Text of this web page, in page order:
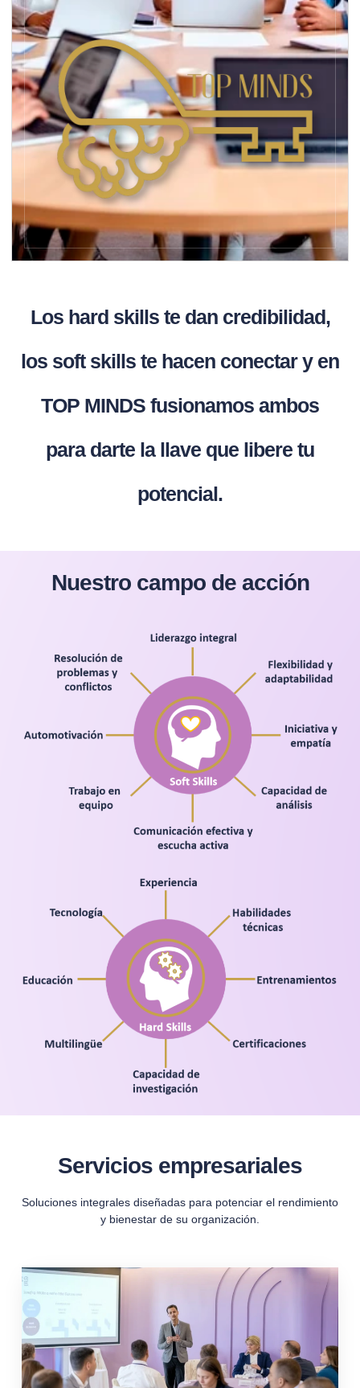
Los hard skills te dan credibilidad,
los soft skills te hacen conectar y en
TOP MINDS fusionamos ambos
para darte la llave que libere tu
potencial.
Nuestro campo de acción
Servicios empresariales
Soluciones integrales diseñadas para potenciar el rendimiento
y bienestar de su organización.